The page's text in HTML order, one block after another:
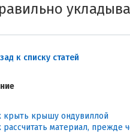
к списку статей
крыть крышу ондувиллой
рассчитать материал, прежде